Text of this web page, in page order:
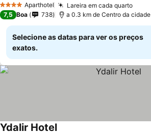
4 EstrelasAparthotel Lareira em cada quarto
7,5 Boa 738 a 0.3 km de Centro da cidade
Selecione as datas para ver os preços
exatos.
Ydalir Hotel